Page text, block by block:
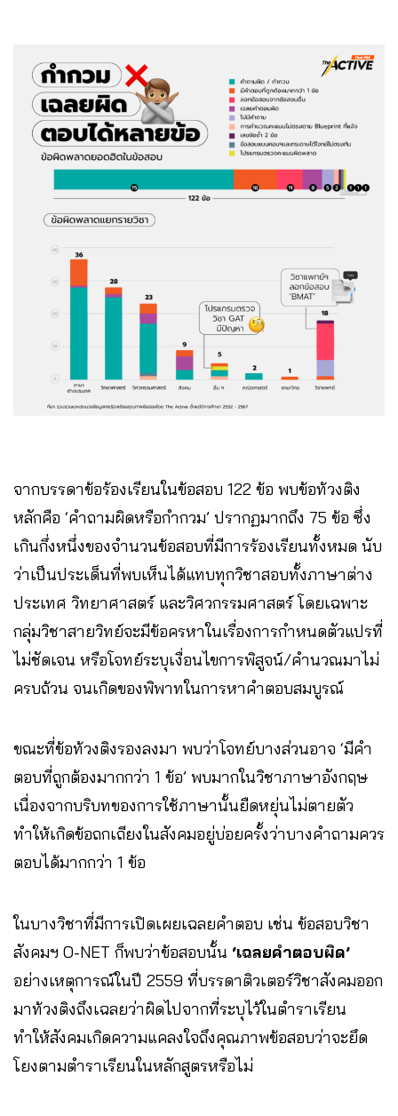
จากบรรดาข้อร้องเรียนในข้อสอบ 122 ข้อ พบข้อท้วงติง
หลักคือ ‘คำถามผิดหรือกำกวม’ ปรากฏมากถึง 75 ข้อ ซึ่ง
เกินกึ่งหนึ่งของจำนวนข้อสอบที่มีการร้องเรียนทั้งหมด นับ
ว่าเป็นประเด็นที่พบเห็นได้แทบทุกวิชาสอบทั้งภาษาต่าง
ประเทศ วิทยาศาสตร์ และวิศวกรรมศาสตร์ โดยเฉพาะ
กลุ่มวิชาสายวิทย์จะมีข้อครหาในเรื่องการกำหนดตัวแปรที่
ไม่ชัดเจน หรือโจทย์ระบุเงื่อนไขการพิสูจน์/คำนวณมาไม่
ครบถ้วน จนเกิดของพิพาทในการหาคำตอบสมบูรณ์
ขณะที่ข้อท้วงติงรองลงมา พบว่าโจทย์บางส่วนอาจ ‘มีคำ
ตอบที่ถูกต้องมากกว่า 1 ข้อ’ พบมากในวิชาภาษาอังกฤษ
เนื่องจากบริบทของการใช้ภาษานั้นยืดหยุ่นไม่ตายตัว
ทำให้เกิดข้อถกเถียงในสังคมอยู่บ่อยครั้งว่าบางคำถามควร
ตอบได้มากกว่า 1 ข้อ
ในบางวิชาที่มีการเปิดเผยเฉลยคำตอบ เช่น ข้อสอบวิชา
สังคมฯ O-NET ก็พบว่าข้อสอบนั้น ‘เฉลยคำตอบผิด’
อย่างเหตุการณ์ในปี 2559 ที่บรรดาติวเตอร์วิชาสังคมออก
มาท้วงติงถึงเฉลยว่าผิดไปจากที่ระบุไว้ในตำราเรียน
ทำให้สังคมเกิดความแคลงใจถึงคุณภาพข้อสอบว่าจะยึด
โยงตามตำราเรียนในหลักสูตรหรือไม่